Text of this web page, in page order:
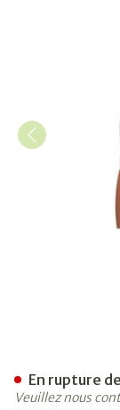
En rupture
Veuillez nous